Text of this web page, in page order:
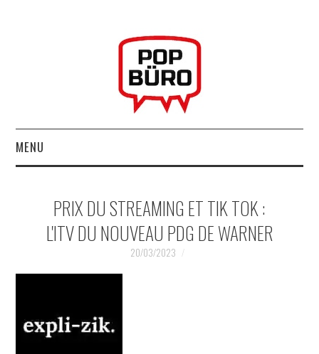
MENU
MUSIQUESACTUELLES.NET
GABBA GABBA HEY !
INDÉPENDANTS
PRIX DU STREAMING ET TIK TOK :
L'ITV DU NOUVEAU PDG DE WARNER
20/03/2023